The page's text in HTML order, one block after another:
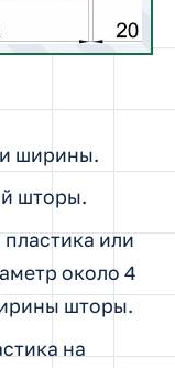
ширины.
шторы.
или
около 4
шторы.
на